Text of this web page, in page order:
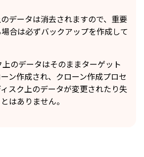
データは消去されますので、重要
合は必ずバックアップを作成して
上のデータはそのままターゲット
ン作成され、クローン作成プロセ
スク上のデータが変更されたり失
はありません。